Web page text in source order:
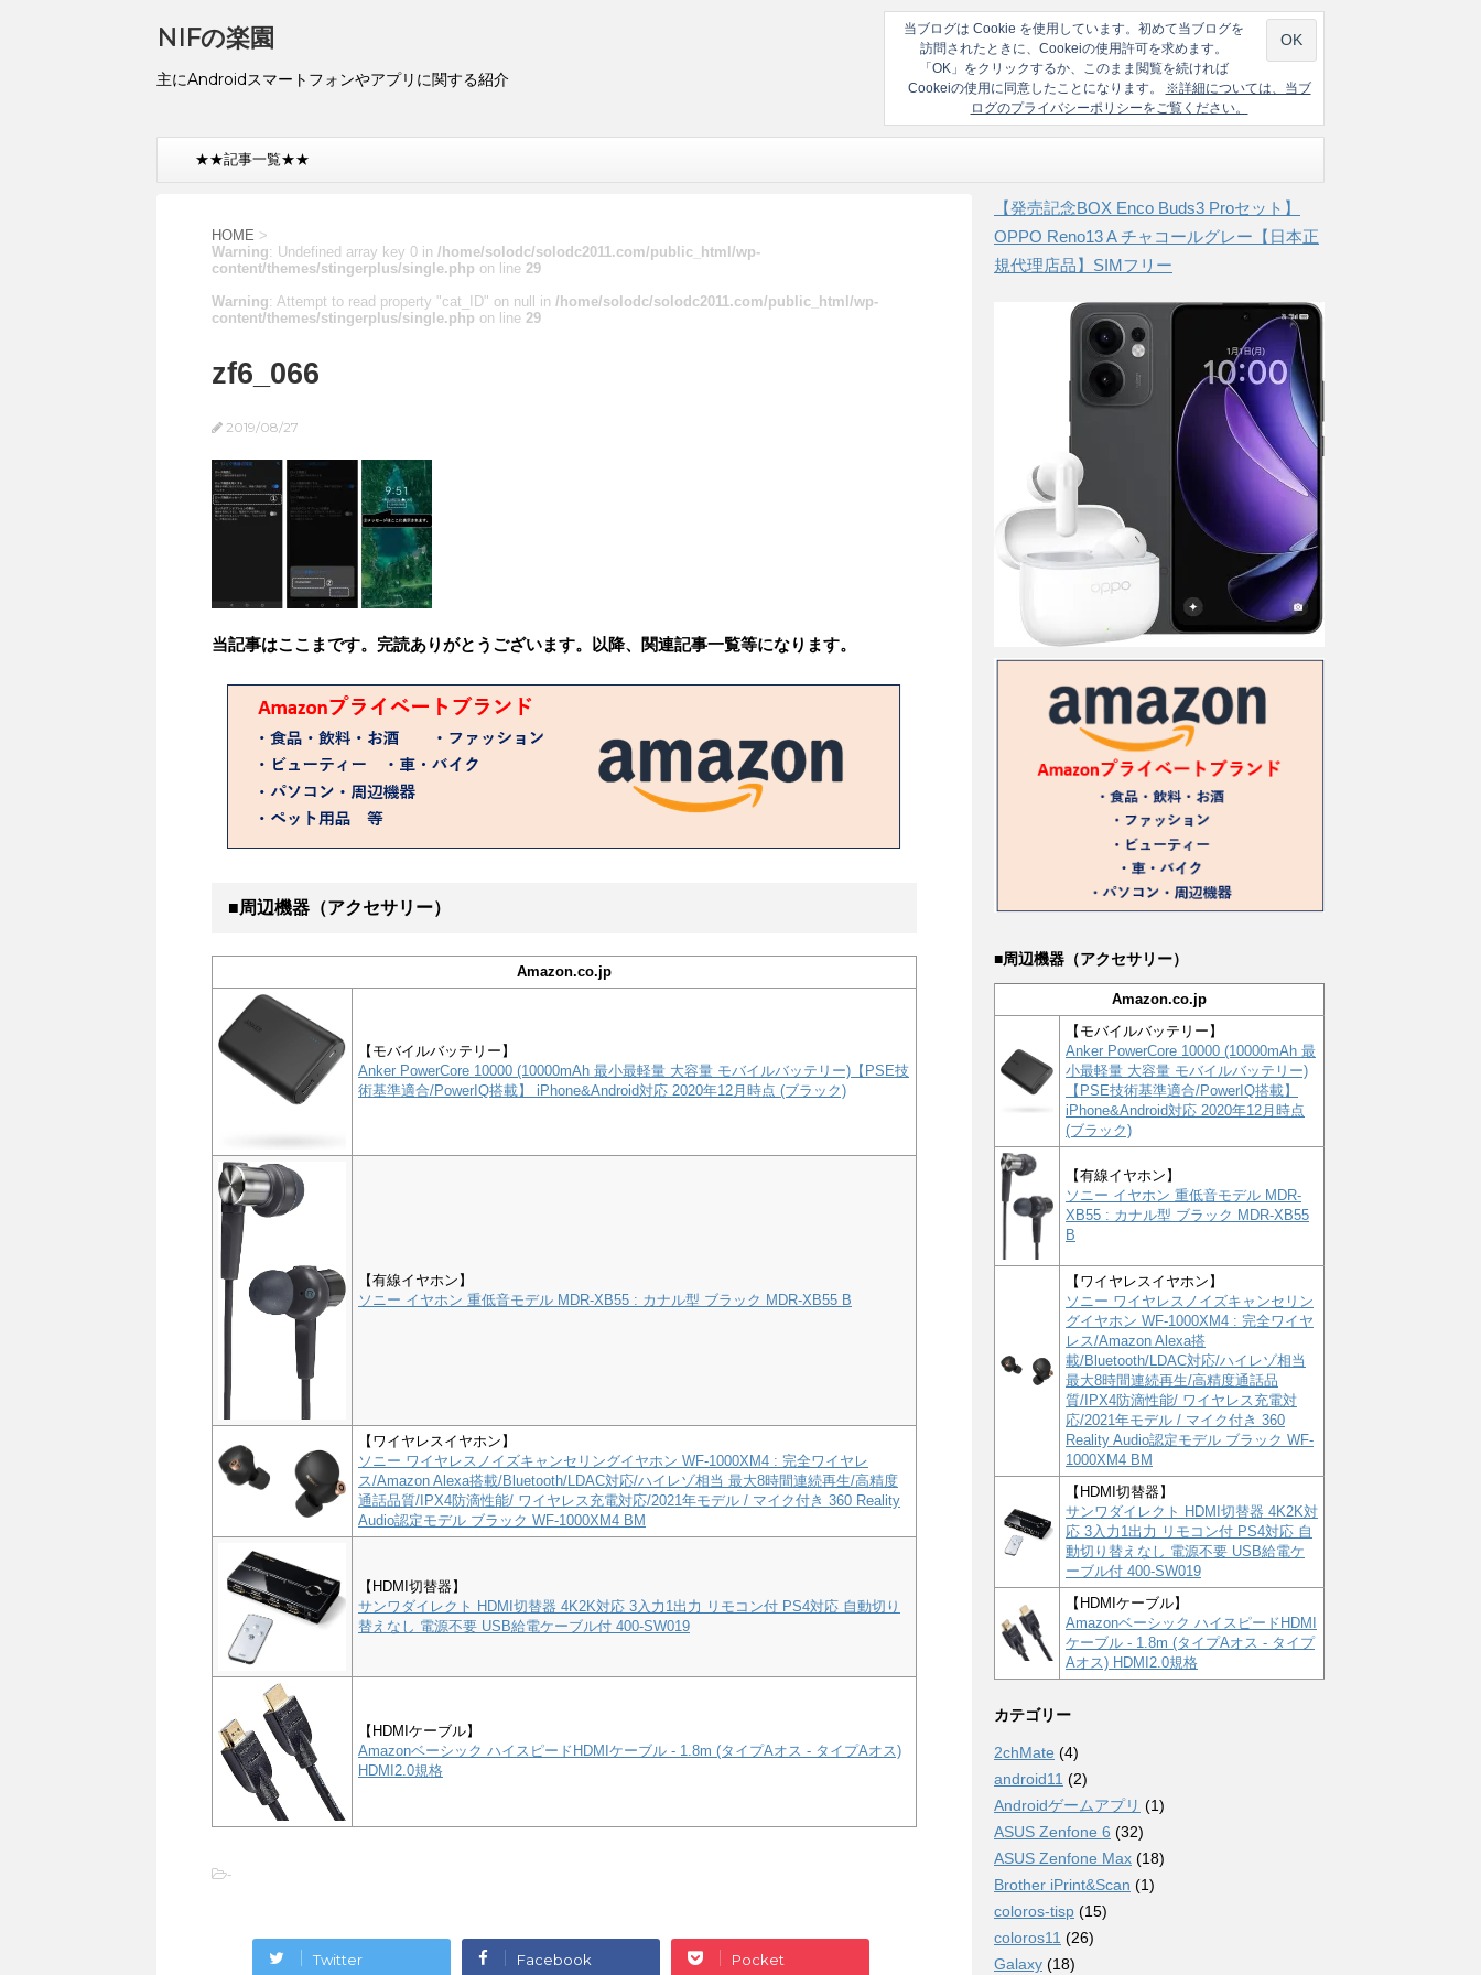
NIFの楽園
主にAndroidスマートフォンやアプリに関する紹介
当ブログは Cookie を使用しています。初めて当ブログを
訪問されたときに、Cookeiの使用許可を求めます。
「OK」をクリックするか、このまま閲覧を続ければ
Cookeiの使用に同意したことになります。
※詳細については、当ブ
ログのプライバシーポリシーをご覧ください。
★★記事一覧★★
HOME >
Warning: Undefined array key 0 in /home/solodc/solodc2011.com/public_html/wp-
content/themes/stingerplus/single.php on line 29
Warning: Attempt to read property "cat_ID" on null in /home/solodc/solodc2011.com/public_html/wp-
content/themes/stingerplus/single.php on line 29
zf6_066
2019/08/27
当記事はここまです。完読ありがとうございます。以降、関連記事一覧等になります。
■周辺機器（アクセサリー）
Amazon.co.jp
【モバイルバッテリー】
Anker PowerCore 10000 (10000mAh 最小最軽量 大容量 モバイルバッテリー)【PSE技
術基準適合/PowerIQ搭載】 iPhone&Android対応 2020年12月時点 (ブラック)
【有線イヤホン】
ソニー イヤホン 重低音モデル MDR-XB55 : カナル型 ブラック MDR-XB55 B
【ワイヤレスイヤホン】
ソニー ワイヤレスノイズキャンセリングイヤホン WF-1000XM4 : 完全ワイヤレ
ス/Amazon Alexa搭載/Bluetooth/LDAC対応/ハイレゾ相当 最大8時間連続再生/高精度
通話品質/IPX4防滴性能/ ワイヤレス充電対応/2021年モデル / マイク付き 360 Reality
Audio認定モデル ブラック WF-1000XM4 BM
【HDMI切替器】
サンワダイレクト HDMI切替器 4K2K対応 3入力1出力 リモコン付 PS4対応 自動切り
替えなし 電源不要 USB給電ケーブル付 400-SW019
【HDMIケーブル】
Amazonベーシック ハイスピードHDMIケーブル - 1.8m (タイプAオス - タイプAオス)
HDMI2.0規格
-
Twitter Facebook Pocket
【発売記念BOX Enco Buds3 Proセット】
OPPO Reno13 A チャコールグレー【日本正
規代理店品】SIMフリー
■周辺機器（アクセサリー）
Amazon.co.jp
【モバイルバッテリー】
Anker PowerCore 10000 (10000mAh 最
小最軽量 大容量 モバイルバッテリー)
【PSE技術基準適合/PowerIQ搭載】
iPhone&Android対応 2020年12月時点
(ブラック)
【有線イヤホン】
ソニー イヤホン 重低音モデル MDR-
XB55 : カナル型 ブラック MDR-XB55
B
【ワイヤレスイヤホン】
ソニー ワイヤレスノイズキャンセリン
グイヤホン WF-1000XM4 : 完全ワイヤ
レス/Amazon Alexa搭
載/Bluetooth/LDAC対応/ハイレゾ相当
最大8時間連続再生/高精度通話品
質/IPX4防滴性能/ ワイヤレス充電対
応/2021年モデル / マイク付き 360
Reality Audio認定モデル ブラック WF-
1000XM4 BM
【HDMI切替器】
サンワダイレクト HDMI切替器 4K2K対
応 3入力1出力 リモコン付 PS4対応 自
動切り替えなし 電源不要 USB給電ケ
ーブル付 400-SW019
【HDMIケーブル】
Amazonベーシック ハイスピードHDMI
ケーブル - 1.8m (タイプAオス - タイプ
Aオス) HDMI2.0規格
カテゴリー
2chMate (4)
android11 (2)
Androidゲームアプリ (1)
ASUS Zenfone 6 (32)
ASUS Zenfone Max (18)
Brother iPrint&Scan (1)
coloros-tisp (15)
coloros11 (26)
Galaxy (18)